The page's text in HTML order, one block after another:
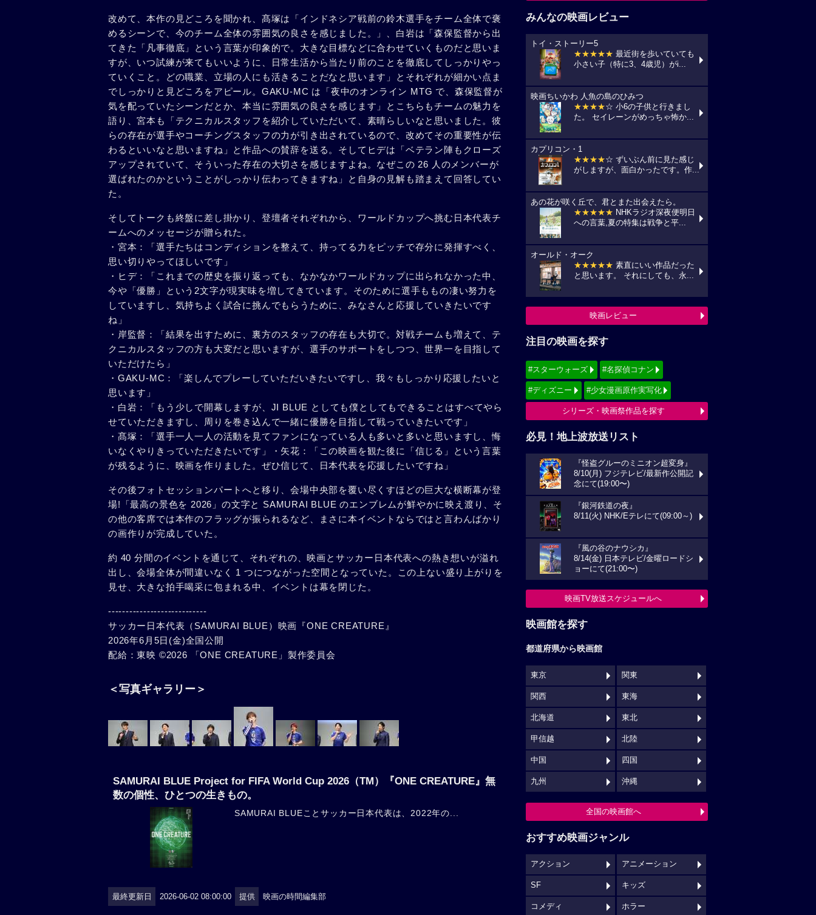
改めて、本作の見どころを聞かれ、髙塚は「インドネシア戦前の鈴木選手をチーム全体で褒
めるシーンで、今のチーム全体の雰囲気の良さを感じました。」、白岩は「森保監督から出
てきた「凡事徹底」という言葉が印象的で。大きな目標などに合わせていくものだと思いま
すが、いつ試練が来てもいいように、日常生活から当たり前のことを徹底してしっかりやっ
ていくこと。どの職業、立場の人にも活きることだなと思います」とそれぞれが細かい点ま
でしっかりと見どころをアピール。GAKU-MC は「夜中のオンライン MTG で、森保監督が
気を配っていたシーンだとか、本当に雰囲気の良さを感じます」とこちらもチームの魅力を
語り、宮本も「テクニカルスタッフを紹介していただいて、素晴らしいなと思いました。彼
らの存在が選手やコーチングスタッフの力が引き出されているので、改めてその重要性が伝
わるといいなと思いますね」と作品への賛辞を送る。そしてヒデは「ベテラン陣もクローズ
アップされていて、そういった存在の大切さを感じますよね。なぜこの 26 人のメンバーが
選ばれたのかということがしっかり伝わってきますね」と自身の見解も踏まえて回答してい
た。
そしてトークも終盤に差し掛かり、登壇者それぞれから、ワールドカップへ挑む日本代表チ
ームへのメッセージが贈られた。
・宮本：「選手たちはコンディションを整えて、持ってる力をピッチで存分に発揮すべく、
思い切りやってほしいです」
・ヒデ：「これまでの歴史を振り返っても、なかなかワールドカップに出られなかった中、
今や「優勝」という2文字が現実味を増してきています。そのために選手ももの凄い努力を
していますし、気持ちよく試合に挑んでもらうために、みなさんと応援していきたいです
ね」
・岸監督：「結果を出すために、裏方のスタッフの存在も大切で。対戦チームも増えて、テ
クニカルスタッフの方も大変だと思いますが、選手のサポートをしつつ、世界一を目指して
いただけたら」
・GAKU-MC：「楽しんでプレーしていただいきたいですし、我々もしっかり応援したいと
思います」
・白岩：「もう少しで開幕しますが、JI BLUE としても僕としてもできることはすべてやら
せていただきますし、周りを巻き込んで一緒に優勝を目指して戦っていきたいです」
・髙塚：「選手一人一人の活動を見てファンになっている人も多いと多いと思いますし、悔
いなくやりきっていただきたいです」・矢花：「この映画を観た後に「信じる」という言葉
が残るように、映画を作りました。ぜひ信じて、日本代表を応援したいですね」
その後フォトセッションパートへと移り、会場中央部を覆い尽くすほどの巨大な横断幕が登
場!「最高の景色を 2026」の文字と SAMURAI BLUE のエンブレムが鮮やかに映え渡り、そ
の他の客席では本作のフラッグが振られるなど、まさに本イベントならではと言わんばかり
の画作りが完成していた。
約 40 分間のイベントを通じて、それぞれの、映画とサッカー日本代表への熱き想いが溢れ
出し、会場全体が間違いなく 1 つにつながった空間となっていた。この上ない盛り上がりを
見せ、大きな拍手喝采に包まれる中、イベントは幕を閉じた。
----------------------------
サッカー⽇本代表（SAMURAI BLUE）映画『ONE CREATURE』
2026年6月5日(金)全国公開
配給：東映 ©︎2026 「ONE CREATURE」製作委員会
＜写真ギャラリー＞
SAMURAI BLUE Project for FIFA World Cup 2026（TM）『ONE CREATURE』無
数の個性、ひとつの生きもの。
SAMURAI BLUEことサッカー日本代表は、2022年の...
最終更新日 2026-06-02 08:00:00 提供 映画の時間編集部
みんなの映画レビュー
トイ・ストーリー5
★★★★★ 最近街を歩いていても
小さい子（特に3、4歳児）がi...
映画ちいかわ 人魚の島のひみつ
★★★★☆ 小6の子供と行きまし
た。 セイレーンがめっちゃ怖か...
カプリコン・1
★★★★☆ ずいぶん前に見た感じ
がしますが、面白かったです。作...
あの花が咲く丘で、君とまた出会えたら。
★★★★★ NHKラジオ深夜便明日
への言葉,夏の特集は戦争と平...
オールド・オーク
★★★★★ 素直にいい作品だった
と思います。 それにしても、永...
映画レビュー
注目の映画を探す
#スターウォーズ #名探偵コナン
#ディズニー #少女漫画原作実写化
シリーズ・映画祭作品を探す
必見！地上波放送リスト
『怪盗グルーのミニオン超変身』
8/10(月) フジテレビ/最新作公開記
念にて(19:00〜)
『銀河鉄道の夜』
8/11(火) NHK/Eテレにて(09:00～)
『風の谷のナウシカ』
8/14(金) 日本テレビ/金曜ロードシ
ョーにて(21:00〜)
映画TV放送スケジュールへ
映画館を探す
都道府県から映画館
東京 関東
関西 東海
北海道 東北
甲信越 北陸
中国 四国
九州 沖縄
全国の映画館へ
おすすめ映画ジャンル
アクション アニメーション
SF キッズ
コメディ ホラー